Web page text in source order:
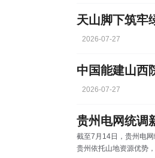
2026-07-27
2026-07-27
贵州电网统调
截至7月14日，贵州电
贵州依托山地资源优势